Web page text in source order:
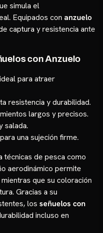
simula el
Equipados con anzuelo
captura y resistencia ante
con Anzuelo
para atraer
resistencia y durabilidad.
largos y precisos.
salada.
una sujeción firme.
técnicas de pesca como
aerodinámico permite
que su coloración
Gracias a su
los señuelos con
incluso en